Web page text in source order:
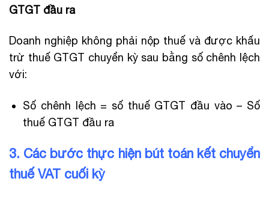
GTGT đầu ra
Doanh nghiệp không phải nộp thuế và được khấu
trừ thuế GTGT chuyển kỳ sau bằng số chênh lệch
với:
Số chênh lệch = số thuế GTGT đầu vào – Số
thuế GTGT đầu ra
3. Các bước thực hiện bút toán kết chuyển
thuế VAT cuối kỳ